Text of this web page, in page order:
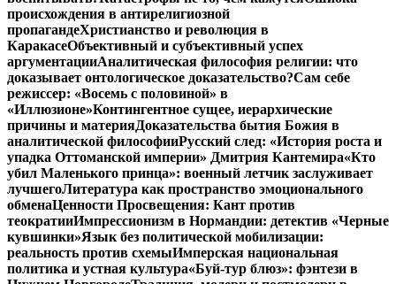
происхождения в антирелигиозной
пропагандеХристианство и революция в
КаракасеОбъективный и субъективный успех
аргументацииАналитическая философия религии: что
доказывает онтологическое доказательство?Сам себе
режиссер: «Восемь с половиной» в
«Иллюзионе»Контингентное сущее, иерархические
причины и материяДоказательства бытия Божия в
аналитической философииРусский след: «История роста и
упадка Оттоманской империи» Дмитрия Кантемира«Кто
убил Маленького принца»: военный летчик заслуживает
лучшегоЛитература как пространство эмоционального
обменаЦенности Просвещения: Кант против
теократииИмпрессионизм в Нормандии: детектив «Черные
кувшинки»Язык без политической мобилизации:
реальность против схемыИмперская национальная
политика и устная культура«Буй-тур блюз»: фэнтези в